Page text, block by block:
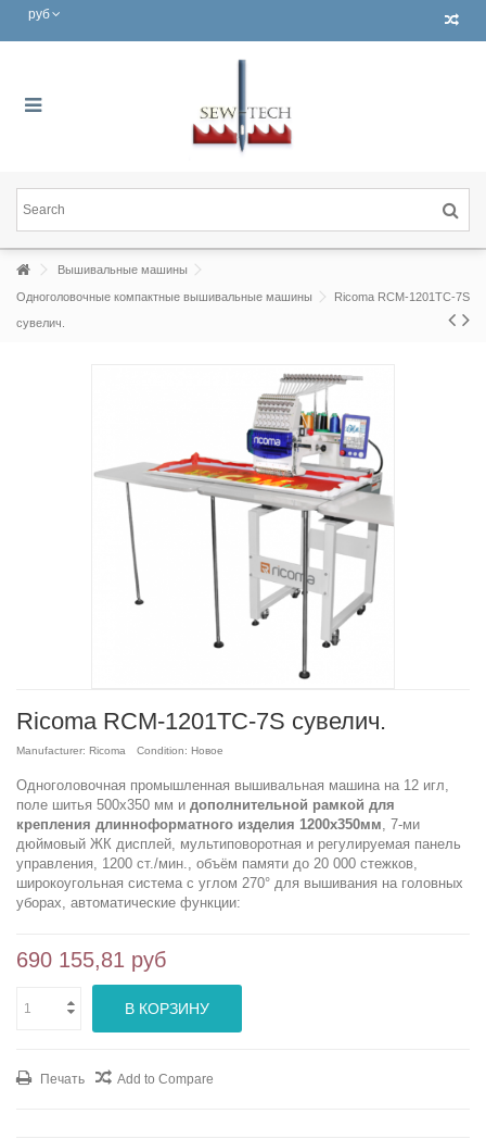
руб
Вышивальные машины
Одноголовочные компактные вышивальные машины
Ricoma RCM-1201TC-7S
сувелич.
Ricoma RCM-1201TC-7S сувелич.
Manufacturer: Ricoma Condition: Новое
Одноголовочная промышленная вышивальная машина на 12 игл,
поле шитья 500х350 мм и дополнительной рамкой для
крепления длинноформатного изделия 1200х350мм 7-ми
дюймовый ЖК дисплей, мультиповоротная и регулируемая панель
управления, 1200 ст./мин., объём памяти до 20 000 стежков,
широкоугольная система с углом 270° для вышивания на головных
уборах, автоматические функции:
690 155,81 руб
В КОРЗИНУ
Печать Add to Compare